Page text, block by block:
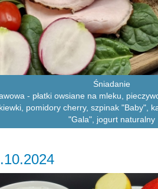
Śniadanie
- płatki owsiane na mleku,
pomidory cherry, szpinak "Baby",
"Gala", jogurt naturalny